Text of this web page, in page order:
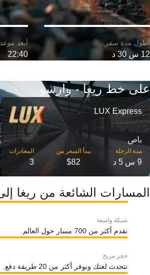
12 س 30 د 22:40
على خط ريغا - وارسو
LUX Express
باص
مدة الرحلة
9 س 5 د
‎يبدأ السعر من
$82
3
المسارات الشائعة من ريغا
شبكة واسعة
نقدم أكثر من 700 مسار حول العالم.
حجز مريح
نتحدث لغتك ونوفر أكثر من 20 طريقة دفع.